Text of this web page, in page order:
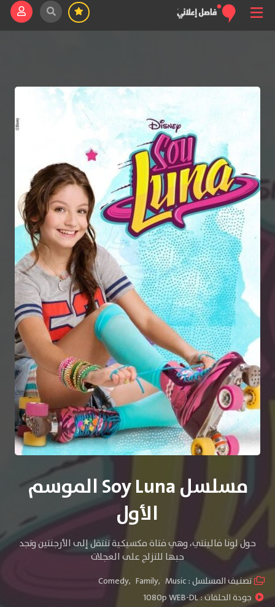
مسلسل Soy Luna الموسم
الأول
حول لونا فالينتي، وهي فتاة مكسيكية تنتقل إلى الأرجنتين وتجد
حبها للتزلج على العجلات
تصنيف المسلسل : Comedy, Family, Music
جودة الحلقات :1080p WEB-DL